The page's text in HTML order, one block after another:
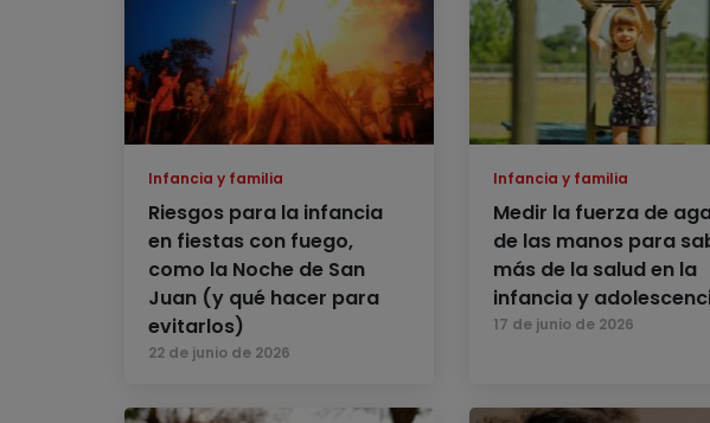
Infancia y familia
Riesgos para la infancia
en fiestas con fuego,
como la Noche de San
Juan (y qué hacer para
evitarlos)
22 de junio de 2026
Infancia y familia
Medir la fuerza de
de las manos para
más de la salud en la
infancia y
17 de junio de 2026